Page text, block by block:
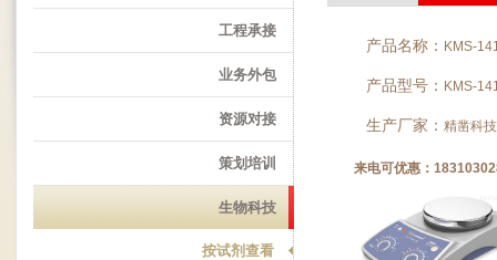
工程承接
业务外包
资源对接
策划培训
生物科技
按试剂查看
产品名称： KMS-
产品型号： KMS-
生产厂家： 精凿科
来电可优惠：